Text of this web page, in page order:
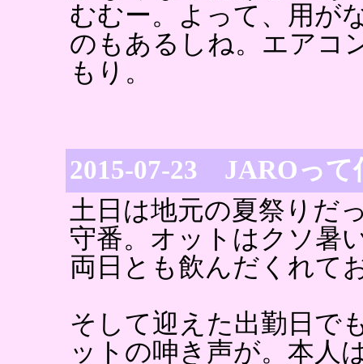
むむー。よって、用が
のもあるしね。エアコ
もり。
2015-07-23 JAROって
土日は地元の夏祭りだ
守番。オットはクソ暑
両日とも飲んだくれて
そして迎えた出勤日で
ットの呻き声が。本人